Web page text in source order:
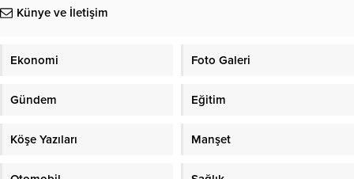
Künye ve İletişim
Ekonomi Foto Galeri
Gündem Eğitim
Köşe Yazıları Manşet